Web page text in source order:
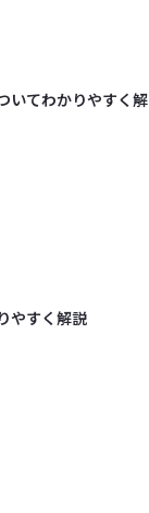
いてわかりやすく解
やすく解説